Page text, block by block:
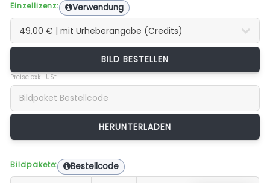
Einzellizenz: Verwendung
BILD BESTELLEN
Preise exkl. USt.
Bildpakete: Bestellcode